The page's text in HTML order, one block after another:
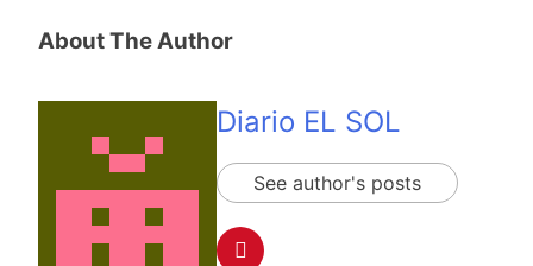
About The Author
Diario EL SOL
See author's posts